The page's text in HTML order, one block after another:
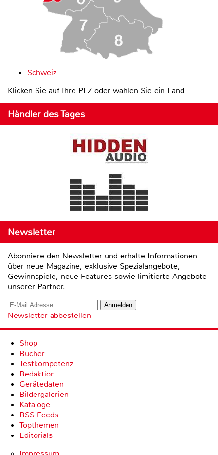
Schweiz
Klicken Sie auf Ihre PLZ oder wählen Sie ein Land
Händler des Tages
Newsletter
Abonniere den Newsletter und erhalte Informationen
über neue Magazine, exklusive Spezialangebote,
Gewinnspiele, neue Features sowie limitierte Angebote
unserer Partner.
Newsletter abbestellen
Shop
Bücher
Testkompetenz
Redaktion
Gerätedaten
Bildergalerien
Kataloge
RSS-Feeds
Topthemen
Editorials